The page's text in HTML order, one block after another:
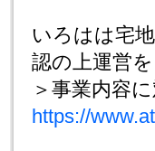
いろはは宅
認の上運営
＞事業内容
https://